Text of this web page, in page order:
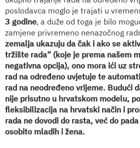
poslodavca moglo je trajati u
3 godine, a duže od toga je bilo
zamjene privremeno nenazočnog
zemalja ukazuju da čak i ako se
tržište rada“ (koje je prema našem
negativna opcija), ono mora ići uz
rad na određeno uvjetuje te
rad na neodređeno vrijeme. Budući
nije prisutno u hrvatskom modelu,
fleksibilizacija na hrvatski način i
rada ne dovodi do rasta, već do
osobito mladih i žena.